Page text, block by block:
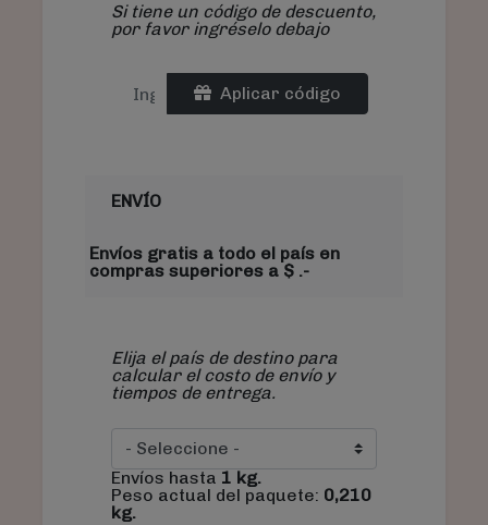
Si tiene un código de descuento,
por favor ingréselo debajo
Aplicar código
ENVÍO
Envíos gratis a todo el país en
compras superiores a $ .-
Elija el país de destino para
calcular el costo de envío y
tiempos de entrega.
Envíos hasta 1 kg.
Peso actual del paquete: 0,210
kg.